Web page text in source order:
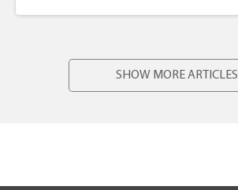
SHOW MORE ARTICLES